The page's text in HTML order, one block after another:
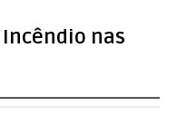
nas